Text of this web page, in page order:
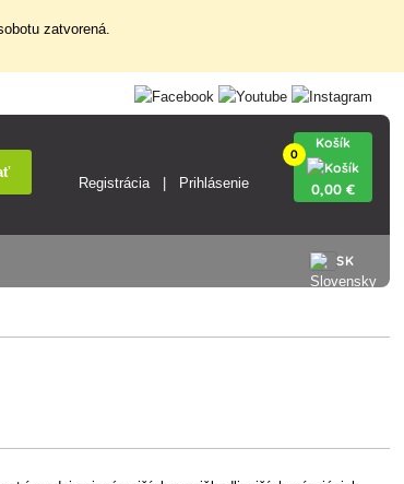
zatvorená.
Registrácia Prihlásenie
0
Košík
0,00 €
SK